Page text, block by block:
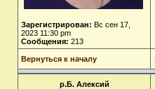
Зарегистрирован: Вс сен 17,
2023 11:30 pm
Сообщения: 213
Вернуться к началу
р.Б. Алексий